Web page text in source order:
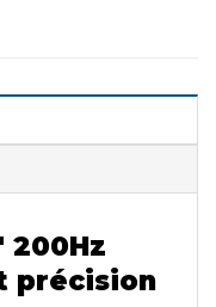
200Hz
précision